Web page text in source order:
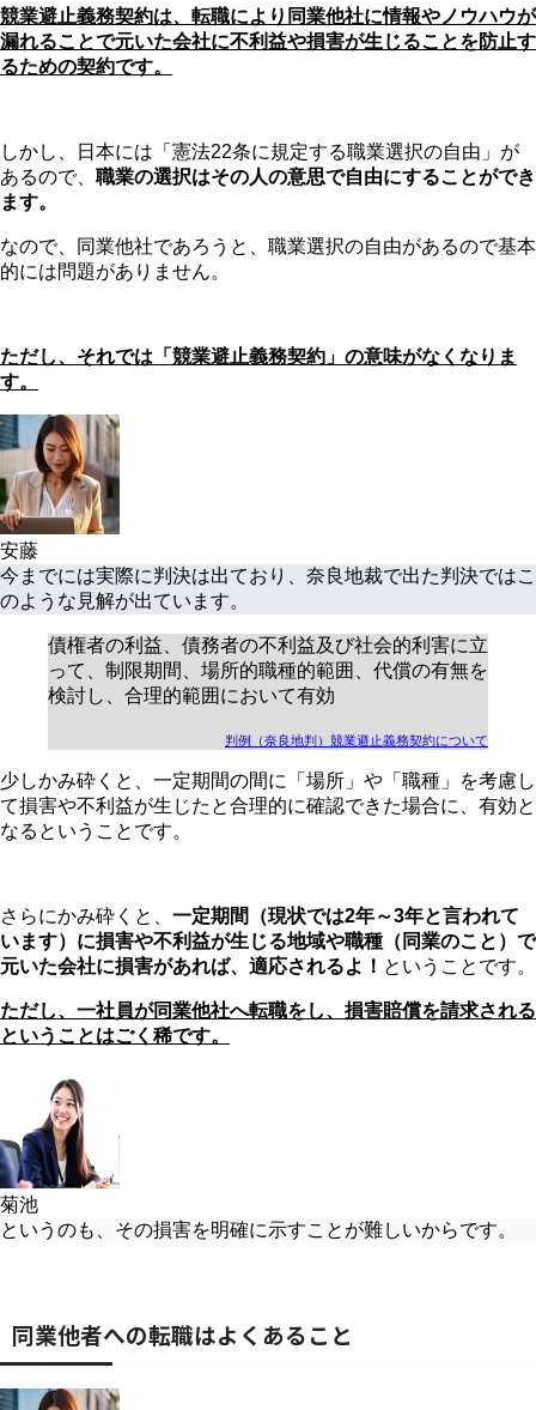
競業避止義務契約は、転職により同業他社に情報やノウハウが
漏れることで元いた会社に不利益や損害が生じることを防止す
るための契約です。
しかし、日本には「憲法22条に規定する職業選択の自由」が
あるので、 職業の選択はその人の意思で自由にすることができ
ます。
なので、同業他社であろうと、職業選択の自由があるので基本
的には問題がありません。
ただし、それでは「競業避止義務契約」の意味がなくなりま
す。
安藤
今までには実際に判決は出ており、奈良地裁で出た判決ではこ
のような見解が出ています。
債権者の利益、債務者の不利益及び社会的利害に立
って、制限期間、場所的職種的範囲、代償の有無を
検討し、合理的範囲において有効
判例（奈良地判）競業避止義務契約について
少しかみ砕くと、一定期間の間に「場所」や「職種」を考慮し
て損害や不利益が生じたと合理的に確認できた場合に、有効と
なるということです。
さらにかみ砕くと、 一定期間（現状では2年～3年と言われて
います）に損害や不利益が生じる地域や職種（同業のこと）で
元いた会社に損害があれば、適応されるよ！ ということです。
ただし、一社員が同業他社へ転職をし、損害賠償を請求される
ということはごく稀です。
菊池
というのも、その損害を明確に示すことが難しいからです。
同業他者への転職はよくあること